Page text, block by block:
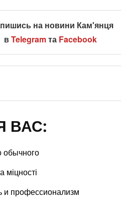
на новини Кам'янця
вTelegramта Facebook
ВАС:
обычного
и профессионализм